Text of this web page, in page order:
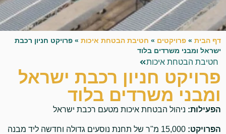
דף הבית » פרויקטים » חטיבת הבטחת איכות » פרויקט חניון רכבת
ישראל ומבני משרדים בלוד
חטיבת הבטחת איכות
פרויקט חניון רכבת ישראל
ומבני משרדים בלוד
הפעילות: ניהול הבטחת איכות מטעם רכבת ישראל
הפרויקט:
15,000 מ"ר של תחנת נוסעים גדולה וחדשה ליד מבנה